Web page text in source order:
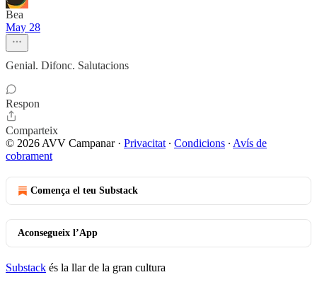
Bea
May 28
Genial. Difonc. Salutacions
Respon
Comparteix
© 2026 AVV Campanar· Privacitat ∙ Condicions ∙ Avís de
cobrament
Comença el teu Substack
Aconsegueix l’App
Substack és la llar de la gran cultura